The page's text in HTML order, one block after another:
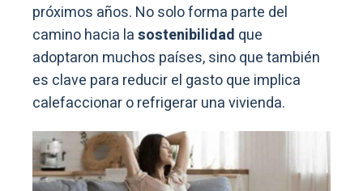
próximos años. No solo forma parte del
camino hacia lasostenibilidad que
adoptaron muchos países, sino que también
es clave para reducir el gasto que implica
calefaccionar o refrigerar una vivienda.